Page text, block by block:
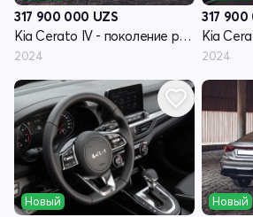
317 900 000 UZS
Kia Cerato IV - поколение рестайлинг
2024
317
2024
Новый Новый